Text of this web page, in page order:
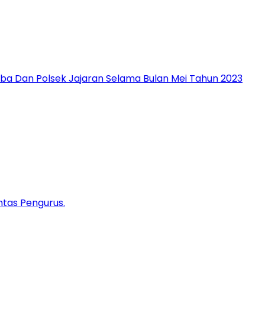
Dan Polsek Jajaran Selama Bulan Mei Tahun 2023
Pengurus.